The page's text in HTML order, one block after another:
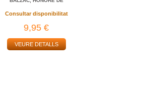
Consultar disponibilitat
9,95 €
VEURE DETALLS